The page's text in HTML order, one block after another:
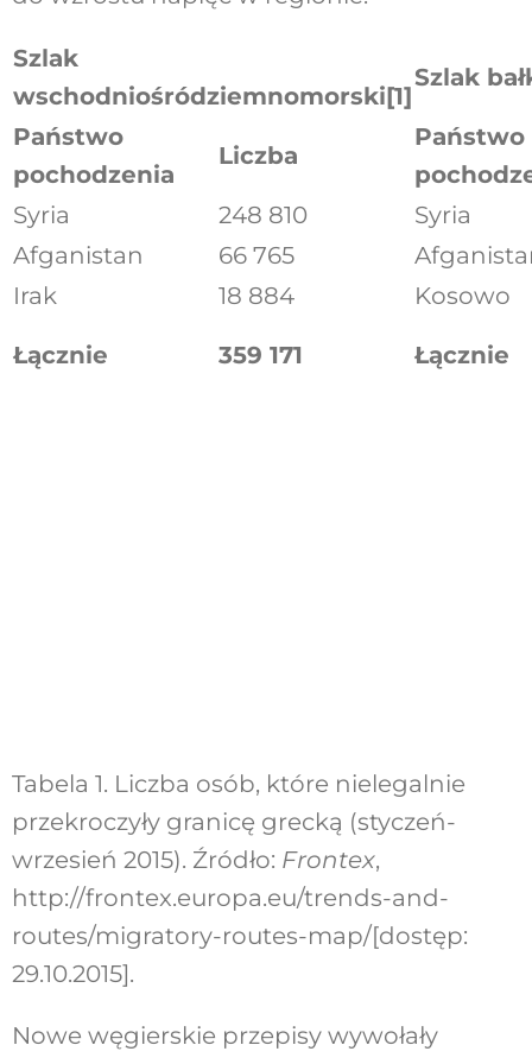
Szlak
wschodniośródziemnomorski [1]
Szlak
Państwo
pochodzenia
Liczba
Państwo
Syria
248 810
Syria
Afganistan
66 765
Irak
18 884 Kosowo
Łącznie 359 171 Łącznie
Tabela 1. Liczba osób, które nielegalnie
przekroczyły granicę grecką (styczeń-
wrzesień 2015). Źródło: Frontex,
http://frontex.europa.eu/trends-and-
routes/migratory-routes-map/[dostęp:
29.10.2015].
Nowe węgierskie przepisy wywołały